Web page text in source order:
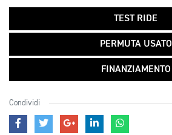
TEST RIDE
PERMUTA USATO
FINANZIAMENTO
Condividi